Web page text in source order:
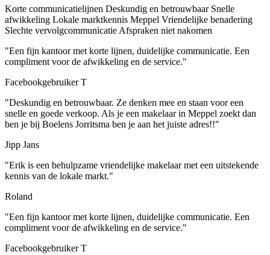
Korte communicatielijnen Deskundig en betrouwbaarSnelle
afwikkeling Lokale marktkennis Meppel Vriendelijke benadering
Slechte vervolgcommunicatieAfspraken niet nakomen
"Een fijn kantoor met korte lijnen, duidelijke communicatie. Een
compliment voor de afwikkeling en de service."
Facebookgebruiker T
"Deskundig en betrouwbaar. Ze denken mee en staan voor een
snelle en goede verkoop. Als je een makelaar in Meppel zoekt dan
ben je bij Boelens Jorritsma ben je aan het juiste adres!!"
Jipp Jans
"Erik is een behulpzame vriendelijke makelaar met een uitstekende
kennis van de lokale markt."
Roland
"Een fijn kantoor met korte lijnen, duidelijke communicatie. Een
compliment voor de afwikkeling en de service."
Facebookgebruiker T